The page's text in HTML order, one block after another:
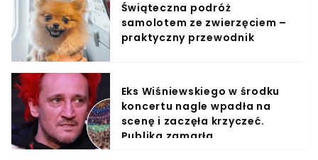
Świąteczna podróż
samolotem ze zwierzęciem –
praktyczny przewodnik
Eks Wiśniewskiego w środku
koncertu nagle wpadła na
scenę i zaczęła krzyczeć.
Publika zamarła